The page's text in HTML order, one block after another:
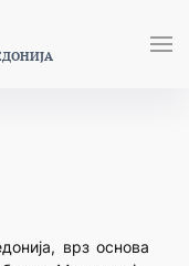
врз основа